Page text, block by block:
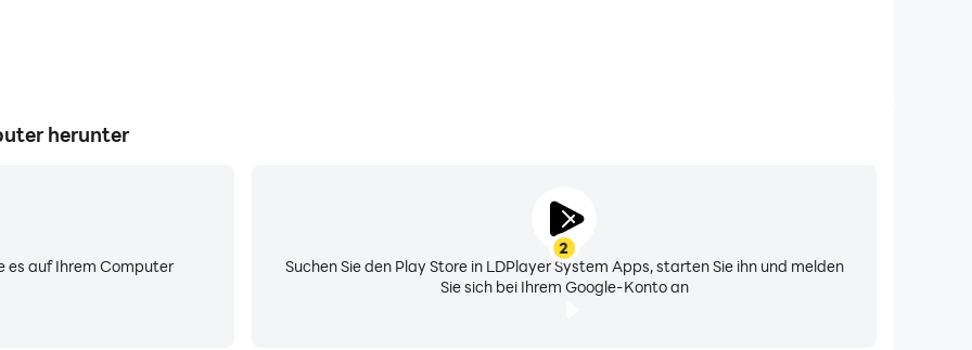
herunter
es auf Ihrem Computer
2
Suchen Sie den Play Store in LDPlayer System Apps, starten Sie ihn und melden
Sie sich bei Ihrem Google-Konto an